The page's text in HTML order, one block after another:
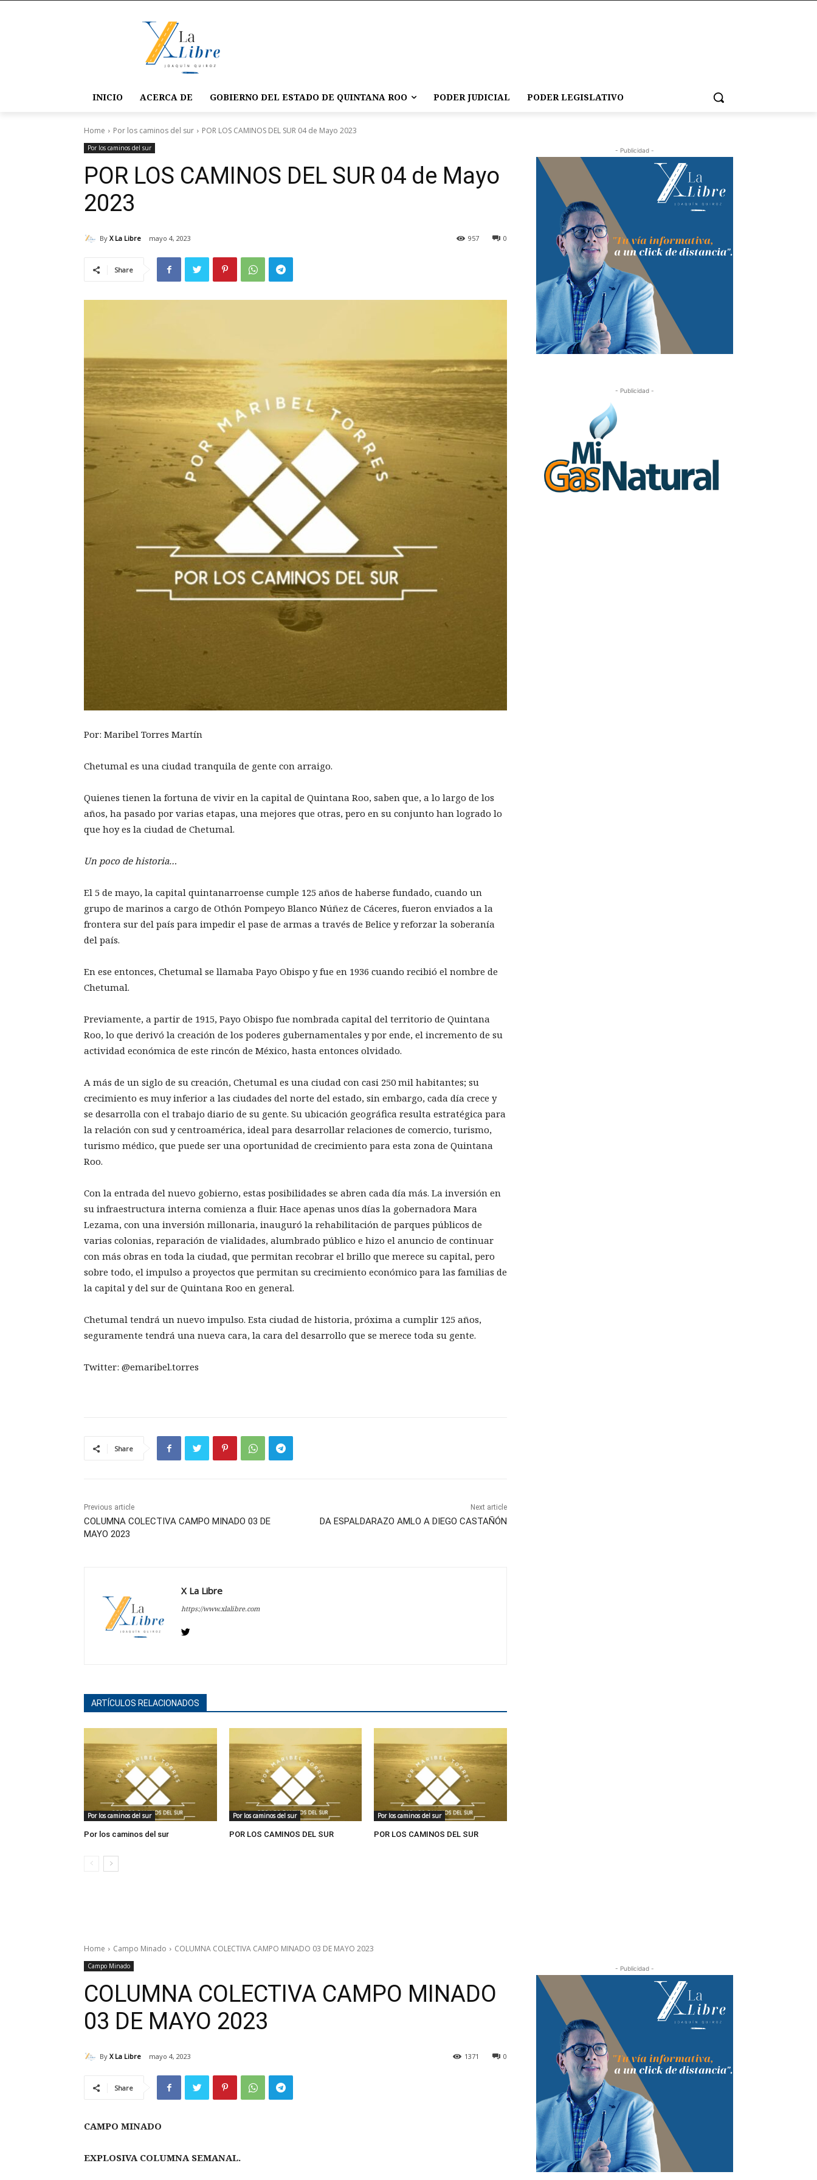
INICIO ACERCA DE GOBIERNO DEL ESTADO DE QUINTANA ROO PODER JUDICIAL PODER LEGISLATIVO
Home Por los caminos del sur POR LOS CAMINOS DEL SUR 04 de Mayo 2023
Por los caminos del sur
POR LOS CAMINOS DEL SUR 04 de Mayo
2023
By X La Libre mayo 4, 2023 0
957
Share
Por: Maribel Torres Martín
Chetumal es una ciudad tranquila de gente con arraigo.
Quienes tienen la fortuna de vivir en la capital de Quintana Roo, saben que, a lo largo de los
años, ha pasado por varias etapas, una mejores que otras, pero en su conjunto han logrado lo
que hoy es la ciudad de Chetumal.
Un poco de historia…
El 5 de mayo, la capital quintanarroense cumple 125 años de haberse fundado, cuando un
grupo de marinos a cargo de Othón Pompeyo Blanco Núñez de Cáceres, fueron enviados a la
frontera sur del país para impedir el pase de armas a través de Belice y reforzar la soberanía
del país.
En ese entonces, Chetumal se llamaba Payo Obispo y fue en 1936 cuando recibió el nombre de
Chetumal.
Previamente, a partir de 1915, Payo Obispo fue nombrada capital del territorio de Quintana
Roo, lo que derivó la creación de los poderes gubernamentales y por ende, el incremento de su
actividad económica de este rincón de México, hasta entonces olvidado.
A más de un siglo de su creación, Chetumal es una ciudad con casi 250 mil habitantes; su
crecimiento es muy inferior a las ciudades del norte del estado, sin embargo, cada día crece y
se desarrolla con el trabajo diario de su gente. Su ubicación geográfica resulta estratégica para
la relación con sud y centroamérica, ideal para desarrollar relaciones de comercio, turismo,
turismo médico, que puede ser una oportunidad de crecimiento para esta zona de Quintana
Roo.
Con la entrada del nuevo gobierno, estas posibilidades se abren cada día más. La inversión en
su infraestructura interna comienza a fluir. Hace apenas unos días la gobernadora Mara
Lezama, con una inversión millonaria, inauguró la rehabilitación de parques públicos de
varias colonias, reparación de vialidades, alumbrado público e hizo el anuncio de continuar
con más obras en toda la ciudad, que permitan recobrar el brillo que merece su capital, pero
sobre todo, el impulso a proyectos que permitan su crecimiento económico para las familias de
la capital y del sur de Quintana Roo en general.
Chetumal tendrá un nuevo impulso. Esta ciudad de historia, próxima a cumplir 125 años,
seguramente tendrá una nueva cara, la cara del desarrollo que se merece toda su gente.
Twitter: @emaribel.torres
Share
Previous article
COLUMNA COLECTIVA CAMPO MINADO 03 DE
MAYO 2023
Next article
DA ESPALDARAZO AMLO A DIEGO CASTAÑÓN
X La Libre
https://www.xlalibre.com
ARTÍCULOS RELACIONADOS
Por los caminos del sur
Por los caminos del sur
Por los caminos del sur
POR LOS CAMINOS DEL SUR
Por los caminos del sur
POR LOS CAMINOS DEL SUR
- Publicidad -
- Publicidad -